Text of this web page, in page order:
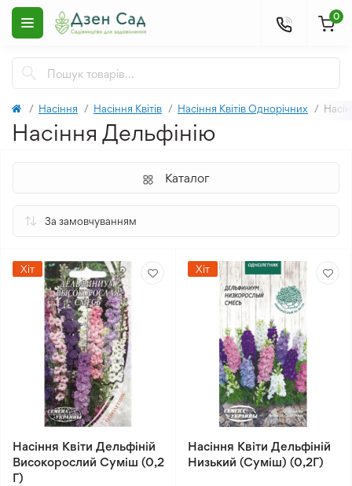
0
Насіння Насіння Квітів Насіння Квітів Однорічних
Насіння Дельфінію
Каталог
Хіт
Насіння Квіти Дельфіній
Високорослий Суміш (0,2
Г)
Хіт
Насіння Квіти Дельфіній
Низький (Суміш) (0,2Г)